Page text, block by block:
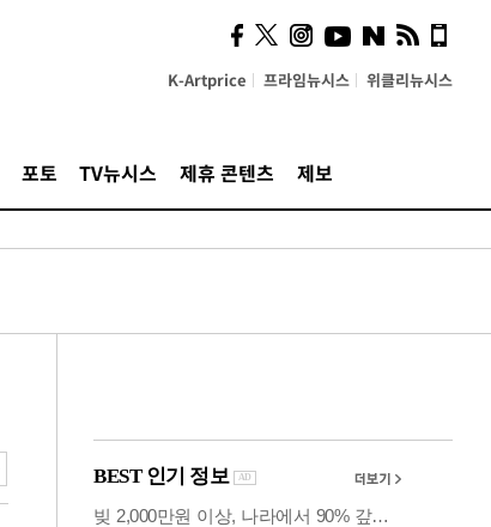
K-Artprice 프라임뉴시스 위클리뉴시스
포토 TV뉴시스 제휴 콘텐츠 제보
시, 스마트폰 액세서리에
NFC 더했다